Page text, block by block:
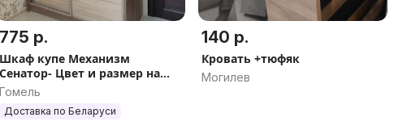
775 р.
Шкаф купе Механизм
Сенатор- Цвет и размер на
выбор
Гомель
Доставка по Беларуси
140 р.
Кровать +тюфяк
Могилев